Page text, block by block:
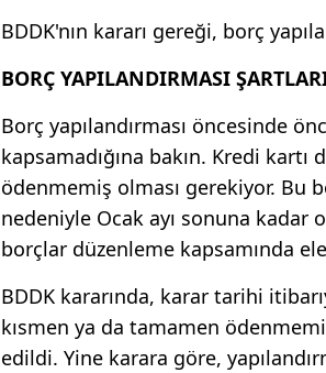
BDDK'nın kararı gereği, borç
BORÇ YAPILANDIRMASI
Borç yapılandırması öncesinde
kapsamadığına bakın. Kredi
ödenmemiş olması gerekiyor. Bu
nedeniyle Ocak ayı sonuna kadar
borçlar düzenleme kapsamında
BDDK kararında, karar tarihi
kısmen ya da tamamen
edildi. Yine karara göre,